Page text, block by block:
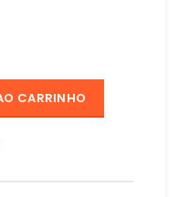
CARRINHO